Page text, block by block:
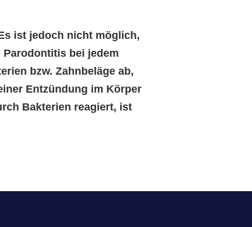
ist jedoch nicht möglich,
bei jedem
bzw. Zahnbeläge ab,
Entzündung im Körper
Bakterien reagiert, ist